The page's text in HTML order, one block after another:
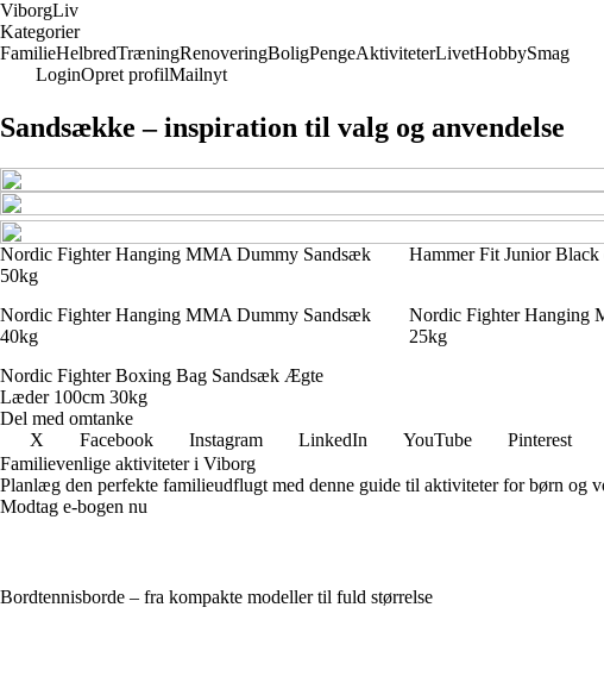
ViborgLiv
Kategorier
FamilieHelbredTræningRenoveringBoligPengeAktiviteterLivetHobbySmag
LoginOpret profilMailnyt
Sandsække – inspiration til valg og anvendelse
Nordic Fighter Hanging MMA Dummy Sandsæk
50kg
Hammer Fit Junior
Nordic Fighter Hanging MMA Dummy Sandsæk
40kg
Nordic Fighter Hanging
25kg
Nordic Fighter Boxing Bag Sandsæk Ægte
Læder 100cm 30kg
Del med omtanke
X
Facebook Instagram LinkedIn YouTube Pinterest
Familievenlige aktiviteter i Viborg
Planlæg den perfekte familieudflugt med denne guide til aktiviteter for børn og
Modtag e-bogen nu
Bordtennisborde – fra kompakte modeller til fuld størrelse